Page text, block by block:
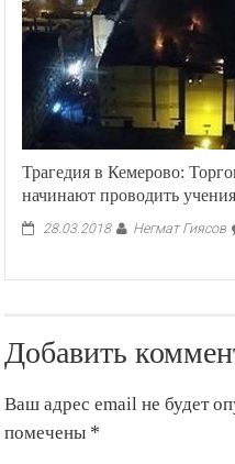
Трагедия в Кемерово:
начинают проводить учения
28.03.2018 Негмат Гиясов
Добавить
Ваш адрес email не будет
помечены *